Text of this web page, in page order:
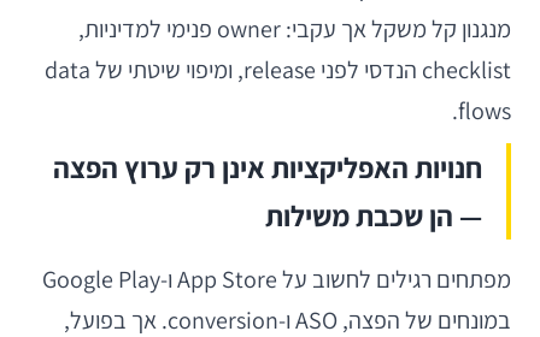
מנגנון קל משקל אך עקבי: owner פנימי למדיניות,
checklist הנדסי לפני release, ומיפוי שיטתי של data
flows.
חנויות האפליקציות אינן רק ערוץ הפצה
— הן שכבת משילות
מפתחים רגילים לחשוב על App Store ו-Google Play
במונחים של הפצה, ASO ו-conversion. אך בפועל,